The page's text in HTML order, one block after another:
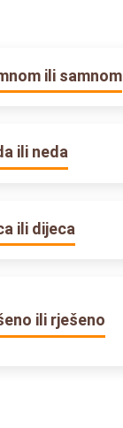
ili samnom
ili neda
ili dijeca
ili rješeno